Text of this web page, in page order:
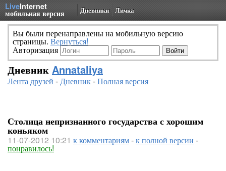
LiveInternet
мобильная версия Дневники Личка
Вы были перенаправлены на мобильную версию
страницы. Вернуться!
Авторизация
Дневник Annataliya
Лента друзей -Дневник-Полная версия
Столица непризнанного государства с хорошим
коньяком
11-07-2012 10:21 к комментариям-к полной версии -
понравилось!